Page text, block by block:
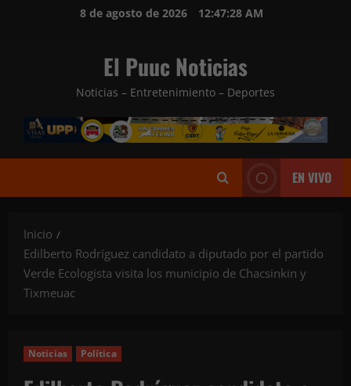
8 de agosto de 2026 12:47:29 AM
El Puuc Noticias
Noticias – Entretenimiento – Deportes
EN VIVO
Inicio
Edilberto Rodríguez candidato a diputado por el partido
Verde Ecologista visita los municipio de Chacsinkin y
Tixmeuac
Noticias Política